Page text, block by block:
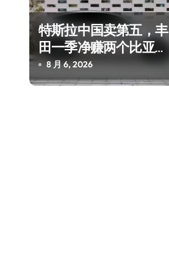
特斯拉中国卖第五，丰
田一季净赚两个比亚迪
——中国车企该醒醒了
8 月 6, 2026